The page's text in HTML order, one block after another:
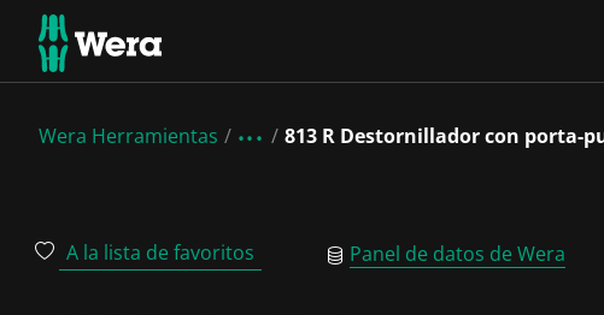
Wera Herramientas 813 R Destornillador con porta-
A la lista de favoritos Panel de datos de Wera